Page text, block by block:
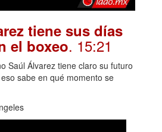
tiene sus días
el boxeo. 15:21
Saúl Álvarez tiene claro su futuro
sabe en qué momento se